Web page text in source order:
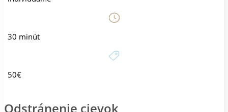
30 minút
50€
Odstránenie cievok